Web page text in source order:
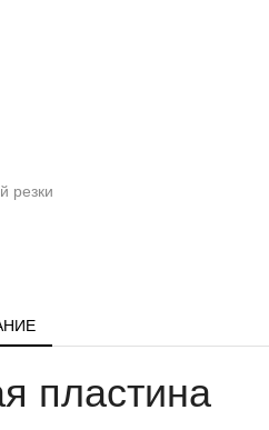
резки
пластина